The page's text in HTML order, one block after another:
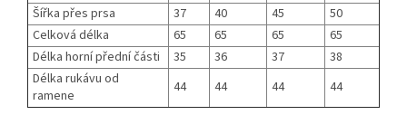
Šířka přes prsa
37 40 45
50
Celková délka
65 65 65
65
Délka horní přední části
35 36 37
38
Délka rukávu od
ramene
44 44 44 44